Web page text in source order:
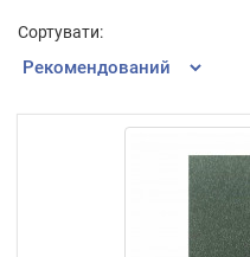
Сортувати: